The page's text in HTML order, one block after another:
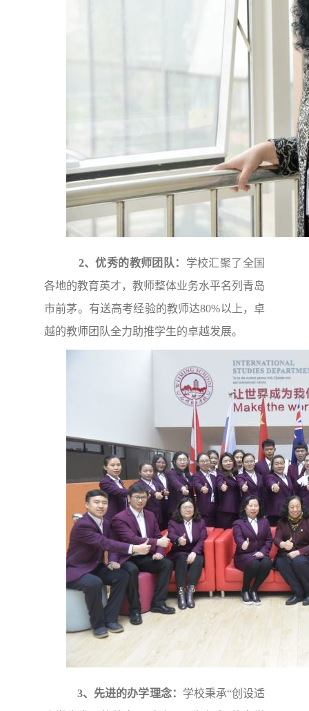
2、优秀的教师团队： 学校汇聚了全国
各地的教育英才，教师整体业务水平名列青岛
市前茅。有送高考经验的教师达80%以上，卓
越的教师团队全力助推学生的卓越发展。
3、先进的办学理念： 学校秉承“创设适